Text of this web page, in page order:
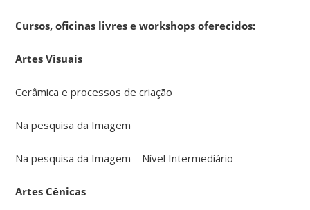
Cursos, oficinas livres e workshops oferecidos:
Artes Visuais
Cerâmica e processos de criação
Na pesquisa da Imagem
Na pesquisa da Imagem – Nível Intermediário
Artes Cênicas